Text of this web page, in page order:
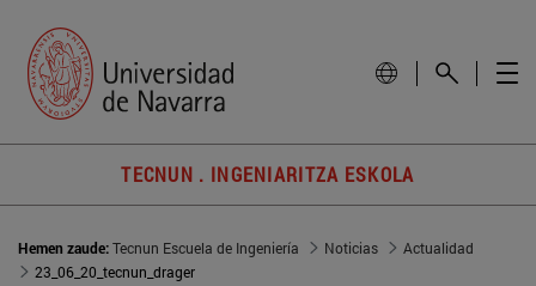
TECNUN . INGENIARITZA ESKOLA
Hemen zaude:Tecnun Escuela de Ingeniería Noticias
Actualidad
23_06_20_tecnun_drager